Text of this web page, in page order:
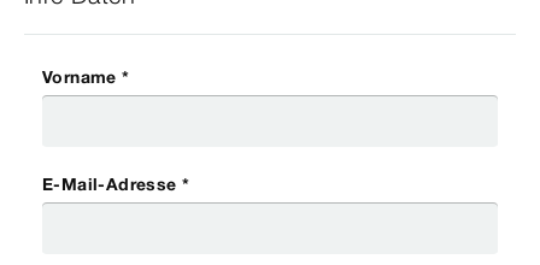
Vorname *
E-Mail-Adresse *